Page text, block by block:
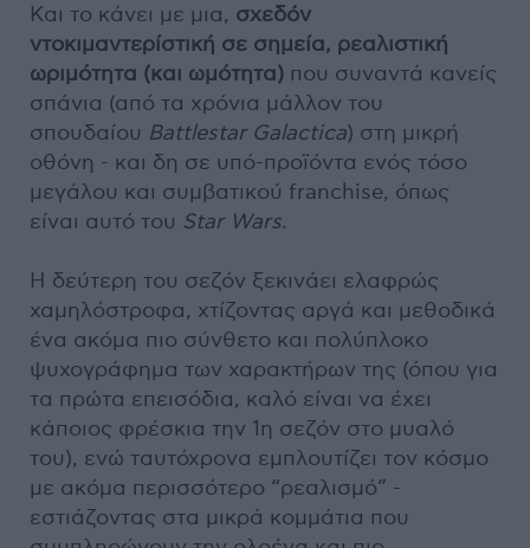
Και το κάνει με μια, σχεδόν
ντοκιμαντερίστική σε σημεία, ρεαλιστική
ωριμότητα (και ωμότητα) που συναντά κανείς
σπάνια (από τα χρόνια μάλλον του
σπουδαίου Battlestar Galactica) στη μικρή
οθόνη - και δη σε υπό-προϊόντα ενός τόσο
μεγάλου και συμβατικού franchise, όπως
είναι αυτό του Star Wars.
Η δεύτερη του σεζόν ξεκινάει ελαφρώς
χαμηλόστροφα, χτίζοντας αργά και μεθοδικά
ένα ακόμα πιο σύνθετο και πολύπλοκο
ψυχογράφημα των χαρακτήρων της (όπου για
τα πρώτα επεισόδια, καλό είναι να έχει
κάποιος φρέσκια την 1η σεζόν στο μυαλό
του), ενώ ταυτόχρονα εμπλουτίζει τον κόσμο
με ακόμα περισσότερο “ρεαλισμό” -
εστιάζοντας στα μικρά κομμάτια που